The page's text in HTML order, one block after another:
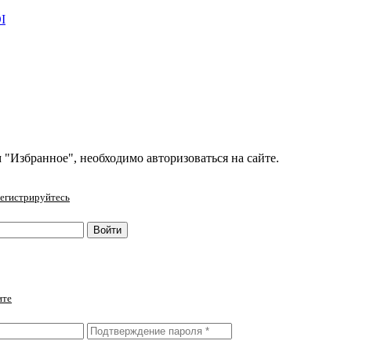
необходимо авторизоваться на сайте.
Войти